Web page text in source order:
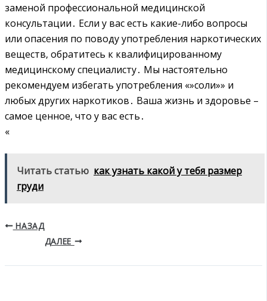
заменой профессиональной медицинской
консультации․ Если у вас есть какие-либо вопросы
или опасения по поводу употребления наркотических
веществ‚ обратитесь к квалифицированному
медицинскому специалисту․ Мы настоятельно
рекомендуем избегать употребления «»соли»» и
любых других наркотиков․ Ваша жизнь и здоровье –
самое ценное‚ что у вас есть․
«
Читать статью как узнать какой у тебя размер
груди
НАЗАД
ДАЛЕЕ